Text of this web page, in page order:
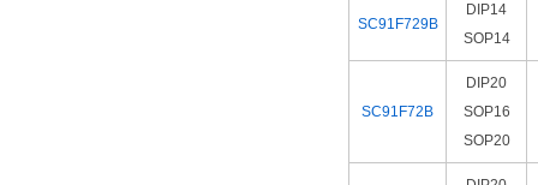
SC91F729B
DIP14
SOP14
SC91F72B
DIP20
SOP16
SOP20